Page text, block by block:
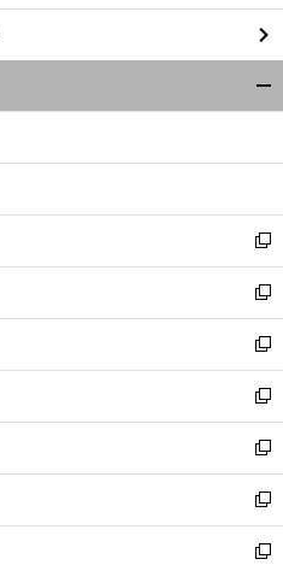
し
い
ウ
ィ
ン
ウ
開
く
新
し
い
ウ
ィ
ン
ド
ウ
で
開
く
新
し
い
ウ
ィ
ン
ド
ウ
で
開
く
新
し
い
ウ
ィ
ン
ド
ウ
で
新
し
い
ウ
ィ
ン
ド
新
し
い
ウ
ィ
新
し
い
新